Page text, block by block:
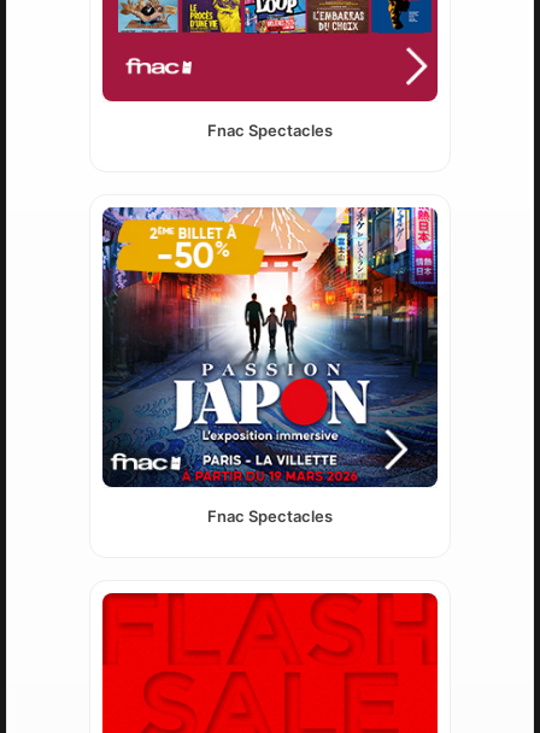
Fnac Spectacles
Fnac Spectacles